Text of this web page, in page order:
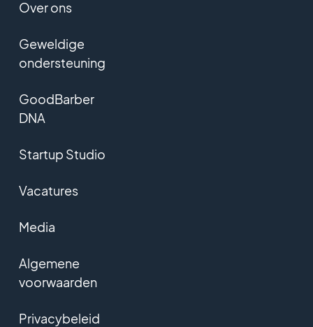
Over ons
Geweldige
ondersteuning
GoodBarber
DNA
Startup Studio
Vacatures
Media
Algemene
voorwaarden
Privacybeleid